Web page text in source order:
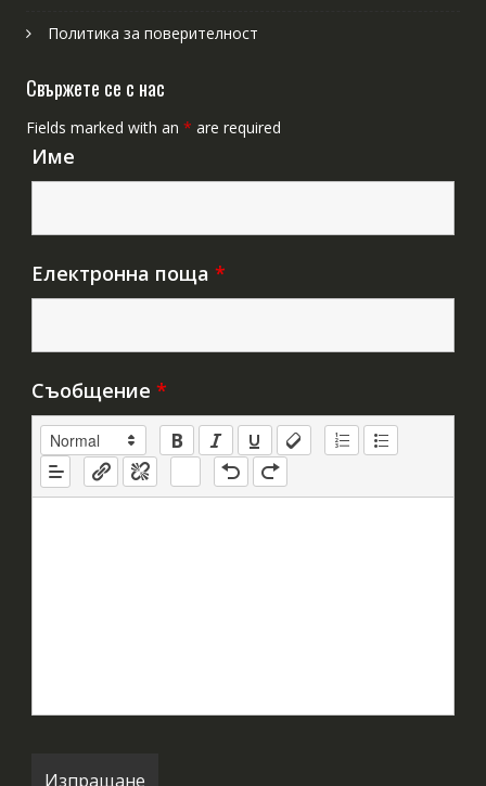
Политика за поверителност
Свържете се с нас
Fields marked with an * are required
Име
Електронна поща *
Съобщение *